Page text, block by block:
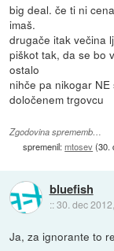
big deal. če ti ni
imaš.
drugače itak večina
piškot tak, da se bo
ostalo
nihče pa nikogar
določenem trgovcu
Zgodovina sprememb…
spremenil:mtosev(30.
bluefish
::30. dec
Ja, za ignorante to